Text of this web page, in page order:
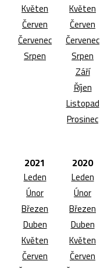
Květen
Červen
Červenec
Srpen
Květen
Červen
Červenec
Srpen
Září
Říjen
Listopad
Prosinec
2021
Leden
Únor
Březen
Duben
Květen
Červen
2020
Leden
Únor
Březen
Duben
Květen
Červen